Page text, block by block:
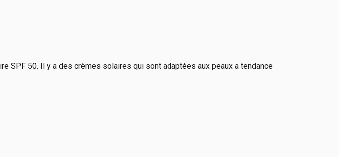
SPF 50. Il y a des crèmes solaires qui sont adaptées aux peaux a tendance